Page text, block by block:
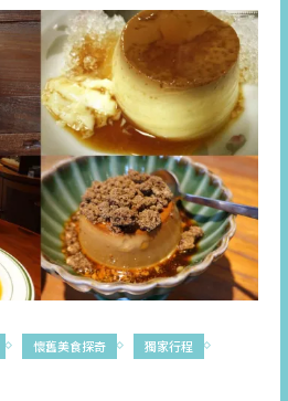
懷舊美食探奇
獨家行程